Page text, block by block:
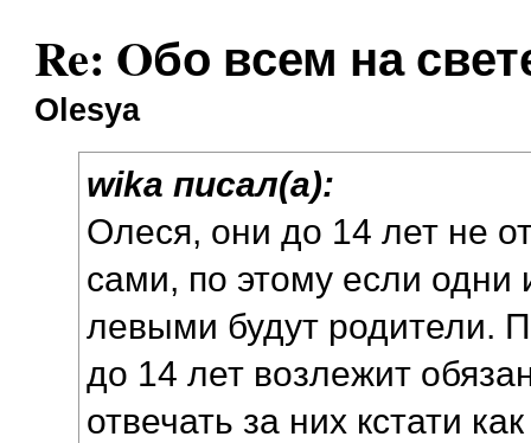
Re: Oбо всем на
Olesya
wika писал(а):
Олеся, они до 14 лет не
сами, по этому если одни
левыми будут родители.
до 14 лет возлежит
отвечать за них кстати